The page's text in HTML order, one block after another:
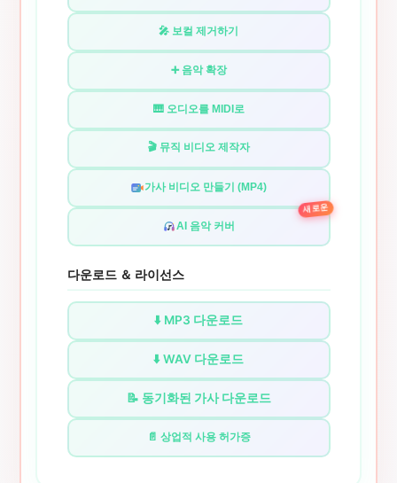
🎤 보컬 제거하기
➕ 음악 확장
🎹 오디오를 MIDI로
🎬 뮤직 비디오 제작자
가사 비디오 만들기 (MP4)
AI 음악 커버
새로운
다운로드 ＆ 라이선스
⬇️ MP3 다운로드
⬇️ WAV 다운로드
📝 동기화된 가사 다운로드
📄 상업적 사용 허가증